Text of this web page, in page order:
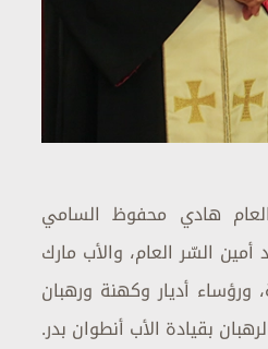
هادي محفوظ السامي
الأب طوني عيد أمين السّر العام، والأب مارك
أديار وكهنة ورهبان
بقيادة الأب أنطوان بدر.